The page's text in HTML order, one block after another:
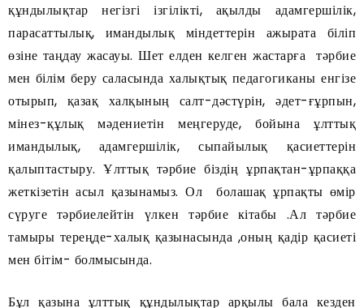
құндылықтар негізгі ізгілікті, ақылды адамгершілік,
парасаттылық, имандылық міндеттерін ажырата біліп
өзіне таңдау жасауы. Шет елден келген жастарға тәрбие
мен білім беру саласында халықтық педагогиканы енгізе
отырып, қазақ халқының салт-дәстүрін, әдет-ғұрпын,
мінез-құлық мәдениетін меңгеруде, бойына ұлттық
имандылық, адамгершілік, сыпайылық қасиеттерін
қалыптастыру. Ұлттық тәрбие біздің ұрпақтан-ұрпаққа
жеткізетін асыл қазынамыз. Ол болашақ ұрпақты өмір
сүруге тәрбиелейтін үлкен тәрбие кітабы .Ал тәрбие
тамыры тереңде-халық қазынасында ,оның қадір қасиеті
мен бітім- болмысында.
Бұл қазына ұлттық құндылықтар арқылы бала кезден